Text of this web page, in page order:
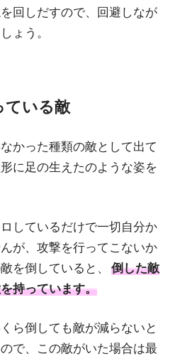
回しだすので、回避しなが
ょう。
ている敵
かった種類の敵として出て
に足の生えたのような姿を
しているだけで一切自分か
が、攻撃を行ってこないか
を倒していると、
倒した敵
持っています。
ら倒しても敵が減らないと
で、この敵がいた場合は最